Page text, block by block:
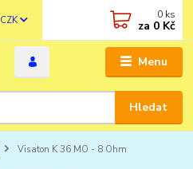
Menu
CZK
Hledat
0 ks
za 0 Kč
Visaton K 36 MO - 8 Ohm